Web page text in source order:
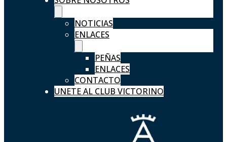
NOTICIAS
ENLACES
PEÑAS
ENLACES
CONTACTO
UNETE AL CLUB VICTORINO